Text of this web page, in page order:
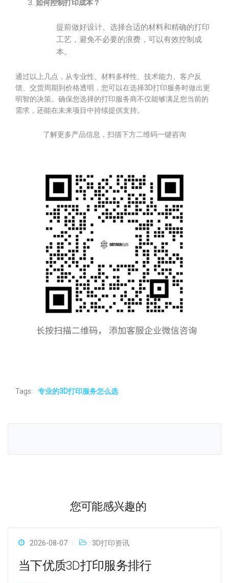
如何控制打印成本？
提前做好设计、选择合适的材料和精确的打印
工艺，避免不必要的浪费，可以有效控制成
本。
通过以上几点，从专业性、材料多样性、技术能力、客户反
馈、交货周期到价格透明，您可以在选择3D打印服务时做出更
明智的决策。确保您选择的打印服务商不仅能够满足您当前的
需求，还能在未来项目中持续提供支持。
了解更多产品信息，扫描下方二维码一键咨询
Tags: 专业的3D打印服务怎么选
您可能感兴趣的
2026-08-07 3D打印资讯
当下优质3D打印服务排行